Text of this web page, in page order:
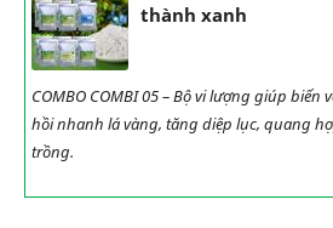
thành xanh
COMBO COMBI 05 – Bộ vi lượng giúp
hồi nhanh lá vàng, tăng diệp lục, quang
trồng.